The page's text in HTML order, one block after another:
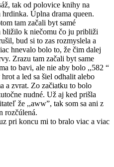
tak od polovice knihy na
Úplna drama queen.
tam začali byt samé
bližilo k niečomu čo ju približi
bud si to zas rozmyslela a
hnevalo bolo to, že čim dalej
Zrazu tam začali byt same
to bavi, ale nie aby bolo ,,582 “
a led sa šiel odhalit alebo
a zvrat. Zo začiatku to bolo
nudné. Už aj ked prišla
že ,,aww”, tak som sa ani z
rozčúlená.
pri koncu mi to bralo viac a viac